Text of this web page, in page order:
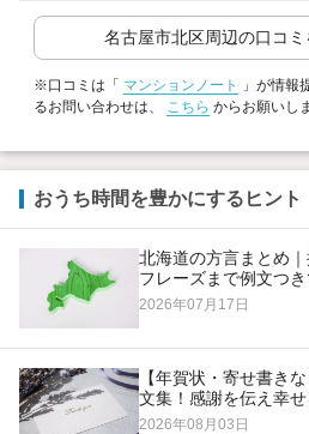
名古屋市北区周辺の口コ
※口コミは「 マンションノート
」が情報
るお問い合わせは、 こちら からお願いし
おうち時間を豊かにするヒント
北海道の方言まとめ
フレーズまで例文つき
2026年07月17日
【年賀状・寄せ書き
文集！感謝を伝え幸
2026年08月03日